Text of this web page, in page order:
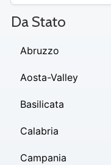
Da Stato
Abruzzo
Aosta-Valley
Basilicata
Calabria
Campania